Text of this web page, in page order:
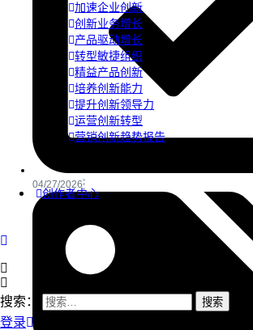
加速企业创新
创新业务增长
产品驱动增长
转型敏捷组织
精益产品创新
培养创新能力
提升创新领导力
运营创新转型
营销创新趋势报告
创作者中心
搜索：
登录
04/27/2026